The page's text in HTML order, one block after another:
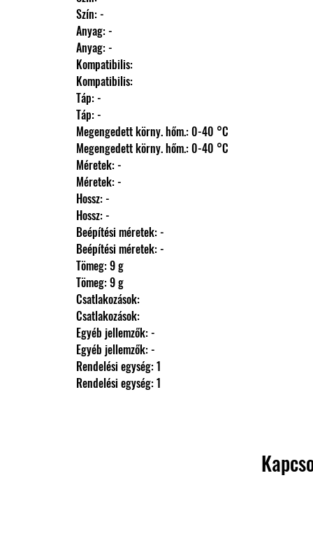
                Szín: -
                Anyag: -
                Anyag: -
                Kompatibilis:
                Kompatibilis:
                Táp: -
                Táp: -
                Megengedett körny. hőm.: 0-40 °C
                Megengedett körny. hőm.: 0-40 °C
                Méretek: -
                Méretek: -
                Hossz: -
                Hossz: -
                Beépítési méretek: -
                Beépítési méretek: -
                Tömeg: 9 g
                Tömeg: 9 g
                Csatlakozások:
                Csatlakozások:
                Egyéb jellemzők: -
                Egyéb jellemzők: -
                Rendelési egység: 1
                Rendelési egység: 1